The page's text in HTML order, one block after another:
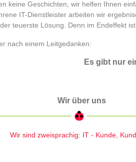
keine Geschichten, wir helfen Ihnen
IT-Dienstleister arbeiten wir
teuerste Lösung. Denn im Endeffekt
nach einem Leitgedanken:
Es gibt nur
Wir über uns
Wir sind zweisprachig: IT - Kunde,